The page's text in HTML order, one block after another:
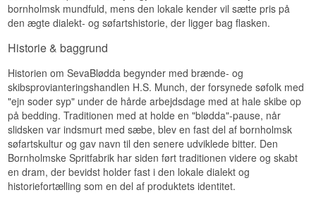
bornholmsk mundfuld, mens den lokale kender vil sætte pris på
den ægte dialekt- og søfartshistorie, der ligger bag flasken.
Historie & baggrund
Historien om SevaBlødda begynder med brænde- og
skibsprovianteringshandlen H.S. Munch, der forsynede søfolk med
"ejn soder syp" under de hårde arbejdsdage med at hale skibe op
på bedding. Traditionen med at holde en "blødda"-pause, når
slidsken var indsmurt med sæbe, blev en fast del af bornholmsk
søfartskultur og gav navn til den senere udviklede bitter. Den
Bornholmske Spritfabrik har siden ført traditionen videre og skabt
en dram, der bevidst holder fast i den lokale dialekt og
historiefortælling som en del af produktets identitet.